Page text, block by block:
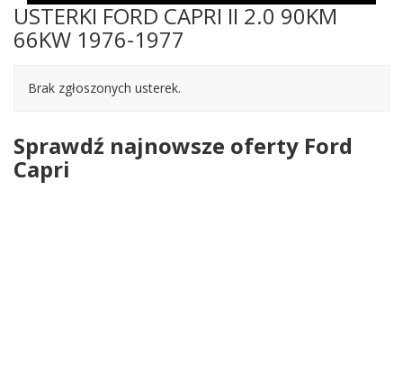
USTERKI FORD CAPRI II 2.0 90KM
66KW 1976-1977
Brak zgłoszonych usterek.
Sprawdź najnowsze oferty Ford
Capri